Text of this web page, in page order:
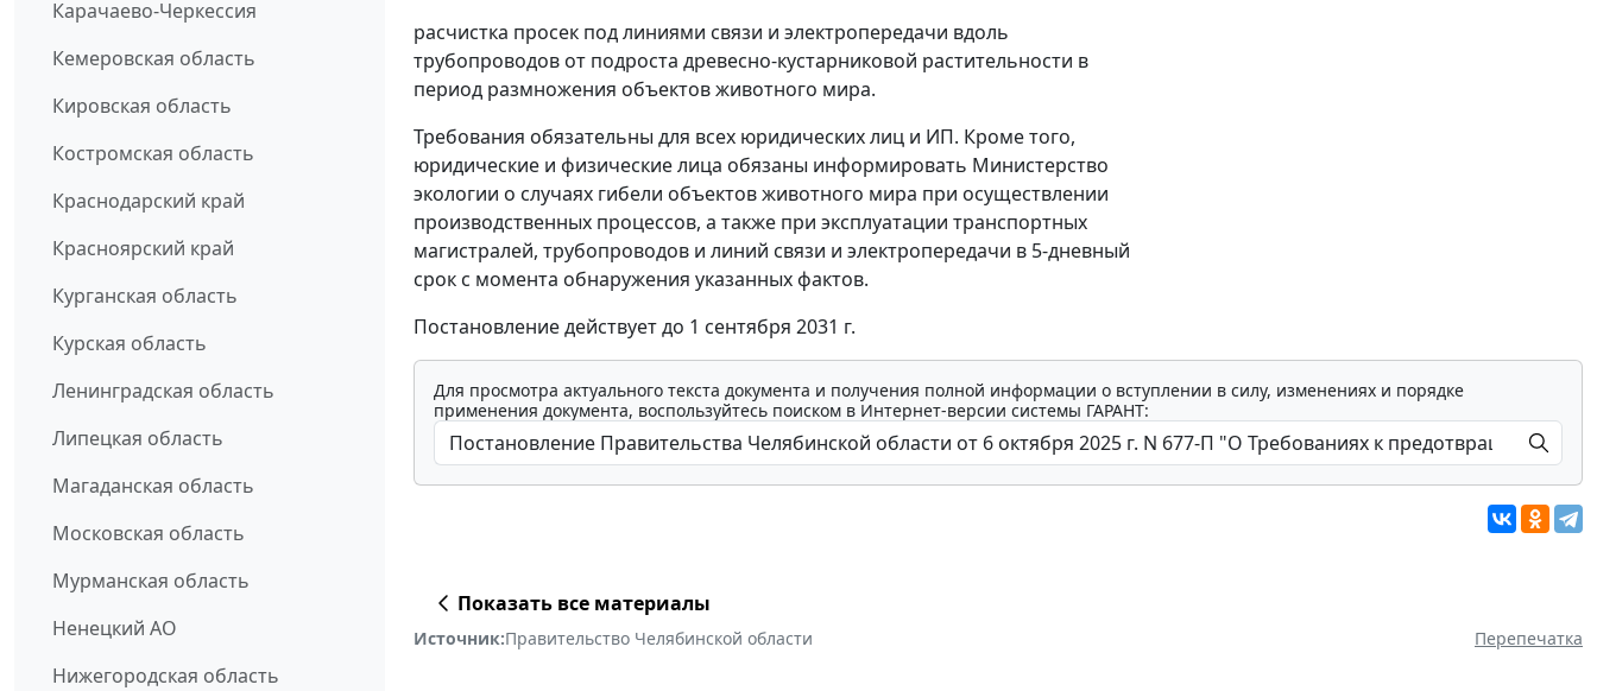
Карачаево-Черкессия
Кемеровская область
Кировская область
Костромская область
Краснодарский край
Красноярский край
Курганская область
Курская область
Ленинградская область
Липецкая область
Магаданская область
Московская область
Мурманская область
Ненецкий АО
Нижегородская область
расчистка просек под линиями связи и электропередачи вдоль
трубопроводов от подроста древесно-кустарниковой растительности в
период размножения объектов животного мира.
Требования обязательны для всех юридических лиц и ИП. Кроме того,
юридические и физические лица обязаны информировать Министерство
экологии о случаях гибели объектов животного мира при осуществлении
производственных процессов, а также при эксплуатации транспортных
магистралей, трубопроводов и линий связи и электропередачи в 5-дневный
срок с момента обнаружения указанных фактов.
Постановление действует до 1 сентября 2031 г.
Для просмотра актуального текста документа и получения полной информации о вступлении в силу, изменениях и порядке
применения документа, воспользуйтесь поиском в Интернет-версии системы ГАРАНТ:
Показать все материалы
Источник:Правительство Челябинской области Перепечатка